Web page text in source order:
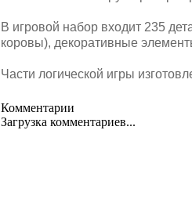
В игровой набор входит 235
коровы), декоративные
Части логической игры
Комментарии
Загрузка комментариев...